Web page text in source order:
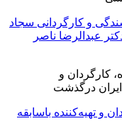
و کارگردانی سجاد
عبدالرضا ناصر
و تهیه‌کننده باسابقه